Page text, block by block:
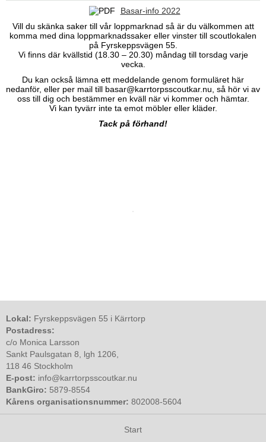
Basar-info 2022
Vill du skänka saker till vår loppmarknad så är du välkommen att
komma med dina loppmarknadssaker eller vinster till scoutlokalen
på Fyrskeppsvägen 55.
Vi finns där kvällstid (18.30 – 20.30) måndag till torsdag varje
vecka.
Du kan också lämna ett meddelande genom formuläret här
nedanför, eller per mail till basar@karrtorpsscoutkar.nu, så hör vi av
oss till dig och bestämmer en kväll när vi kommer och hämtar.
Vi kan tyvärr inte ta emot möbler eller kläder.
Tack på förhand!
Lokal: Fyrskeppsvägen 55 i Kärrtorp
Postadress:
c/o Monica Larsson
Sankt Paulsgatan 8, lgh 1206,
118 46 Stockholm
E-post: info@karrtorpsscoutkar.nu
BankGiro: 5879-8554
Kårens organisationsnummer: 802008-5604
Start